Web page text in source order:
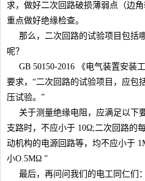
求，做好二次回路破损薄弱点（边
重点做好绝缘检查。
那么，二次回路的试验项目包括
呢？
GB 50150-2016 《电气装置安装
要求，“二次回路的试验项目，应包
压试验。”
关于测量绝缘电阻，应满足以下
支路时，不应小于 10Ω;二次回路的
动机构的电源回路等，均不应小于
小O.5MΩ ”
最后，再问问我们的电工同仁们：